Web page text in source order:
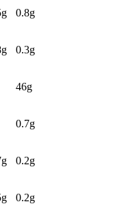
g 0.8g
g 0.3g
46g
0.7g
g 0.2g
g 0.2g